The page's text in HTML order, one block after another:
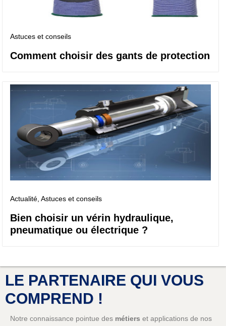
Astuces et conseils
Comment choisir des gants de protection
Actualité , Astuces et conseils
Bien choisir un vérin hydraulique,
pneumatique ou électrique ?
LE PARTENAIRE QUI VOUS
COMPREND !
Notre connaissance pointue des métiers et applications de nos